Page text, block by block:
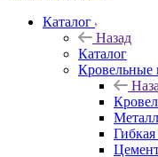
Каталог
Назад
Каталог
Кровельные